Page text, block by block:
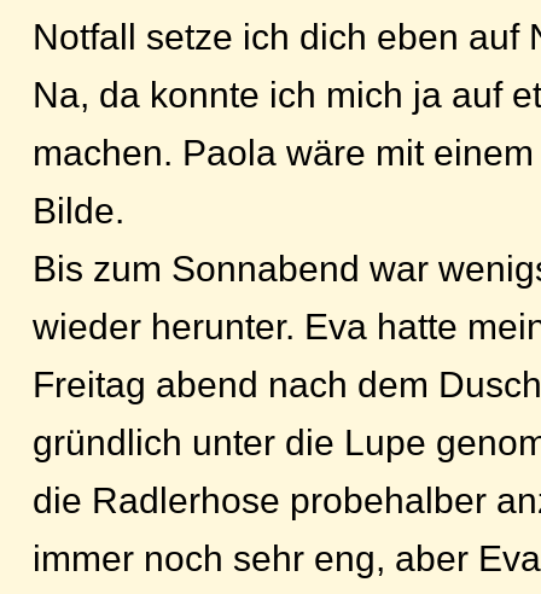
Notfall setze ich dich eben auf
Na, da konnte ich mich ja auf
machen. Paola wäre mit
Bilde.
Bis zum Sonnabend war
wieder herunter. Eva hatte
Freitag abend nach dem
gründlich unter die Lupe
die Radlerhose probehalber
immer noch sehr eng, aber